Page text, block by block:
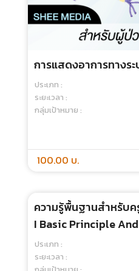
100.00 บ.